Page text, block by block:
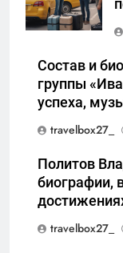
Состав и
группы
успеха,
travelbox27_
Политов
биографии,
travelbox27_